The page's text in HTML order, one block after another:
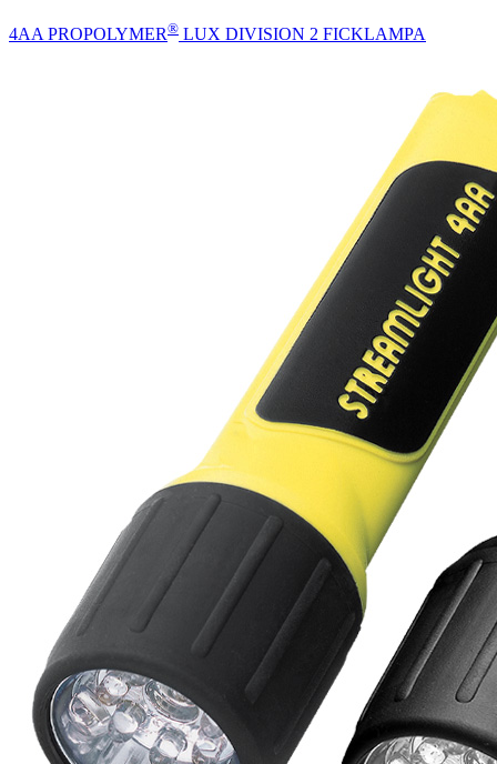
4AA PROPOLYMER® LUX DIVISION 2 FICKLAMPA